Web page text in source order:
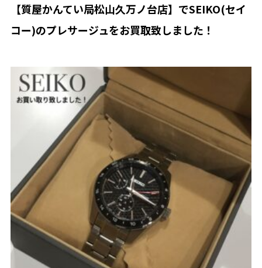
【質屋かんてい局松山久万ノ台店】でSEIKO(セイ
コー)のプレサージュをお買取致しました！